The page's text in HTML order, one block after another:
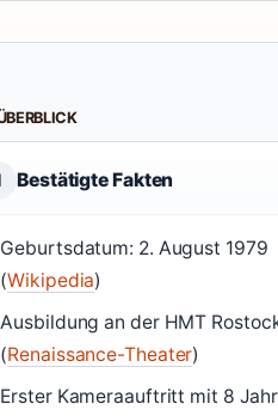
Bestätigte Fakten
Geburtsdatum: 2. August 1979
(Wikipedia)
Ausbildung an der HMT
(Renaissance-Theater)
Erster Kameraauftritt mit 8